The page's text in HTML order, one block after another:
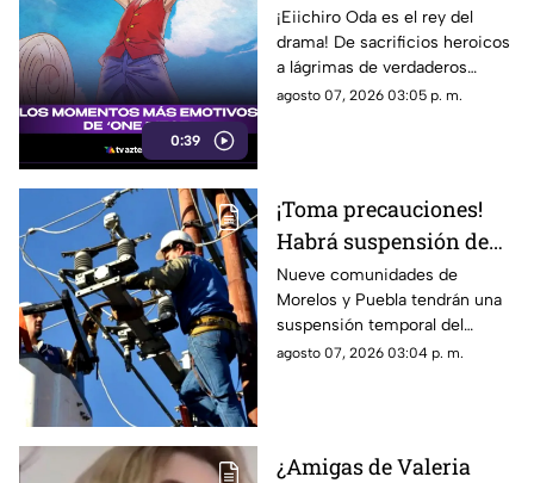
0:39
llorar a moco tendido:
Los momentos más
nakama del anime
¡Eiichiro Oda es el rey del
drama! De sacrificios heroicos
a lágrimas de verdaderos
nakamas, repasamos los
agosto 07, 2026 03:05 p. m.
¡Toma precauciones!
Habrá suspensión de
luz por 8 horas este
viernes y sábado en 9
comunidades
Nueve comunidades de
Morelos y Puebla tendrán una
suspensión temporal del
servicio eléctrico durante
agosto 07, 2026 03:04 p. m.
¿Amigas de Valeria